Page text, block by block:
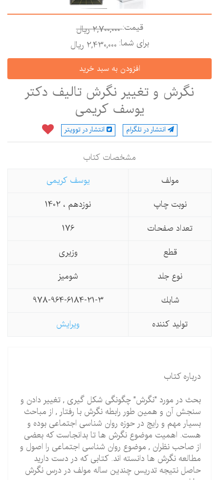
قیمت:2,700,000 ريال
برای شما:2,430,000 ريال
نگرش و تغییر نگرش تالیف دکتر
یوسف کریمی
انتشار در تلگرام انتشار در توویتر
مشخصات كتاب
مولف
یوسف كریمی
نوبت چاپ
نوزدهم ، 1402
تعداد صفحات
قطع
وزیری
نوع جلد
شومیز
شابك
978-964-6184-21-3
تولید كننده
ویرایش
درباره کتاب
بحث در مورد "نگرش" چگونگی شکل گیری , تغییر دادن و
سنجش آن و همین طور رابطه نگرش با رفتار , از مباحث
بسیار مهم و رایج در حوزه روان شناسی اجتماعی بوده و
هست. اهمیت موضوع نگرش ها تا بدانجاست که بعضی
از صاحب نظران , موضوع روان شناسی اجتماعی را اصول و
مطالعه نگرش ها دانسته اند. کتابی که در دست دارید
حاصل نتیجه تدریس چندین ساله مولف در درس نگرش